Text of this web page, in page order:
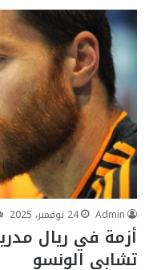
Admin
24 نوفمبر، 2025
أزمة في ريال
تشابي الونسو